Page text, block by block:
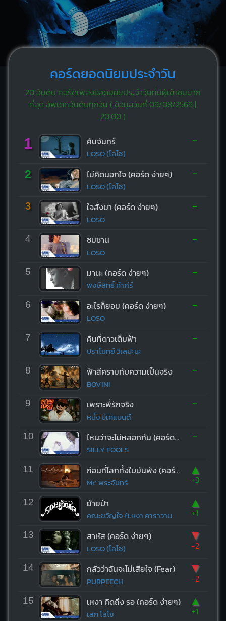
คอร์ดยอดนิยมประจำวัน
20 อันดับ คอร์ดเพลงยอดนิยมประจำวันที่มีผู้เข้าชมมาก
ที่สุด อัพเดทอันดับทุกวัน ( ข้อมูลวันที่ 09/08/2569 |
20:00)
1 คืนจันทร์
LOSO (โลโซ)
-
2 ไม่คิดนอกใจ (คอร์ด ง่ายๆ)
LOSO (โลโซ)
-
3 ใจสั่งมา (คอร์ด ง่ายๆ)
LOSO
-
4 ซมซาน
LOSO
-
5 มานะ (คอร์ด ง่ายๆ)
พงษ์สิทธิ์ คำภีร์
-
6 อะไรก็ยอม (คอร์ด ง่ายๆ)
LOSO
-
7 คืนที่ดาวเต็มฟ้า
ปราโมทย์ วิเลปะนะ
-
8 ฟ้าสีครามกับความเป็นจริง
BOVINI
-
9 เพราะพี่รักจริง
หนึ่ง บีเคแบนด์
-
10 ไหนว่าจะไม่หลอกกัน (คอร์ด ง่ายๆ)
SILLY FOOLS
-
11 ก่อนที่โลกทั้งใบมันพัง (คอร์ด ง่ายๆ)
Mr’ พระจันทร์
▲
+3
12 ย้ายป่า
คณะขวัญใจ ft.หงา คาราวาน
▲
+1
13 สาหัส (คอร์ด ง่ายๆ)
LOSO (โลโซ)
▼
-2
14 กลัวว่าฉันจะไม่เสียใจ (Fear)
PURPEECH
▼
-2
15 เหงา คิดถึง รอ (คอร์ด ง่ายๆ)
เสก โลโซ
▲
+1